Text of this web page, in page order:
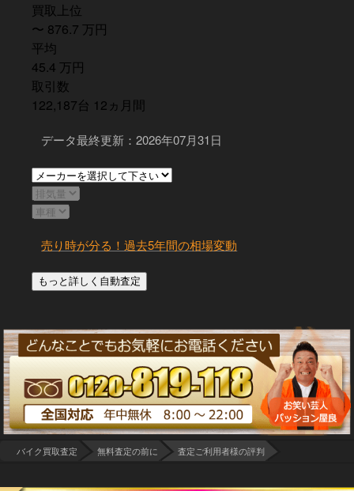
買取上位
〜 876.7 万円
平均
45.4 万円
取引数
122,187台 12 ヵ月間
データ最終更新：2026年07月31日
売り時が分る！過去5年間の相場変動
バイク買取査定 無料査定の前に 査定ご利用者様の評判